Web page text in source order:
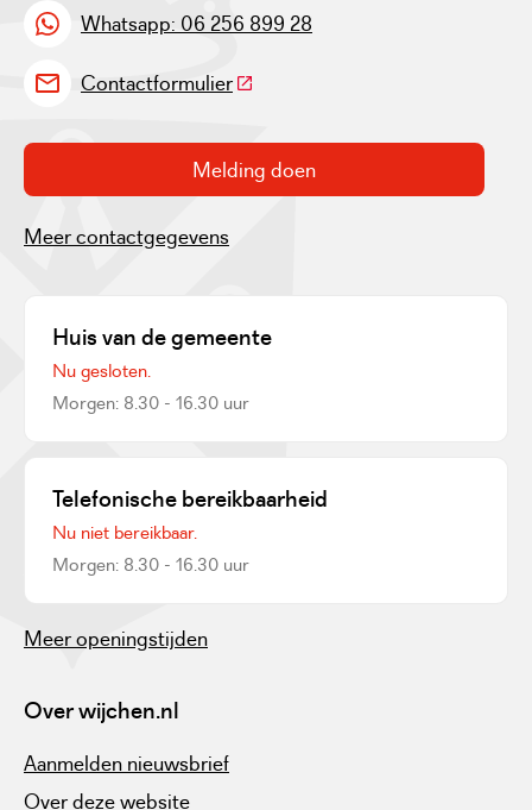
Whatsapp: 06 256 899 28
Contactformulier(Deze link gaat naar een externe
Melding doen
Meer contactgegevens
Huis van de gemeente
Nu gesloten.
Morgen: 8.30 - 16.30 uur
Telefonische bereikbaarheid
Nu niet bereikbaar.
Morgen: 8.30 - 16.30 uur
Meer openingstijden
Over wijchen.nl
Aanmelden nieuwsbrief
Over deze website